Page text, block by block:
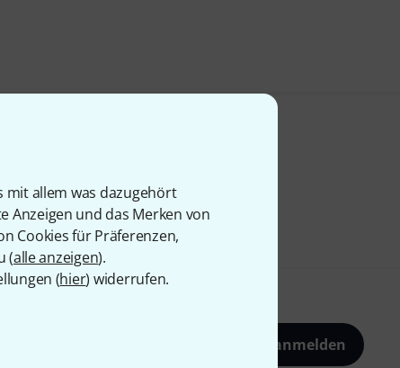
mit allem was dazugehört
Anzeigen und das Merken von
Cookies für Präferenzen,
(alle anzeigen).
(hier) widerrufen.
Jetzt anmelden